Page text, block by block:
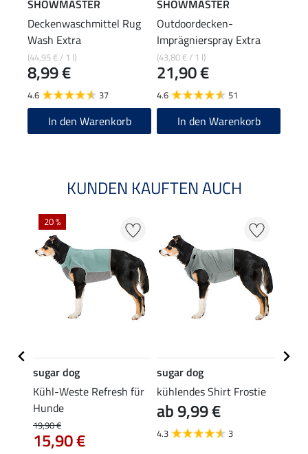
SHOWMASTER
Deckenwaschmittel Rug
Wash Extra
(44,95 € / 1 l)
8,99 €
4.6 37
In den Warenkorb
SHOWMASTER
Outdoordecken-
Imprägnierspray Extra
(43,80 € / 1 l)
21,90 €
4.6 51
In den Warenkorb
KUNDEN KAUFTEN AUCH
20 %
sugar dog
Kühl-Weste Refresh für
Hunde
19,90 €
15,90 €
sugar dog
kühlendes Shirt Frostie
ab 9,99 €
4.3 3